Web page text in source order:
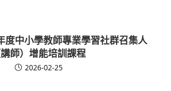
度中小學教師專業學習社群召集人
講師）增能培訓課程
2026-02-25